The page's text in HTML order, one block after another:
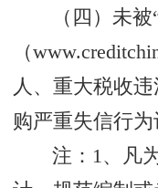
（四）未
（
人、重大税收
购严重失信行为
注：1、凡